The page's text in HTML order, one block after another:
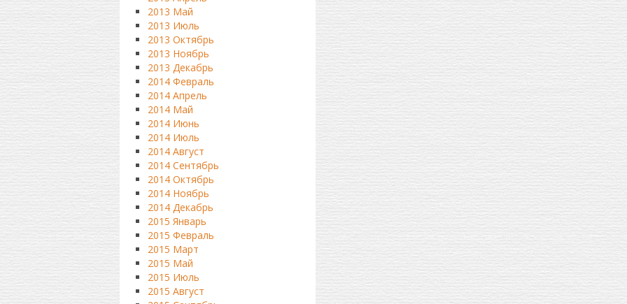
2013 Май
2013 Июль
2013 Октябрь
2013 Ноябрь
2013 Декабрь
2014 Февраль
2014 Апрель
2014 Май
2014 Июнь
2014 Июль
2014 Август
2014 Сентябрь
2014 Октябрь
2014 Ноябрь
2014 Декабрь
2015 Январь
2015 Февраль
2015 Март
2015 Май
2015 Июль
2015 Август